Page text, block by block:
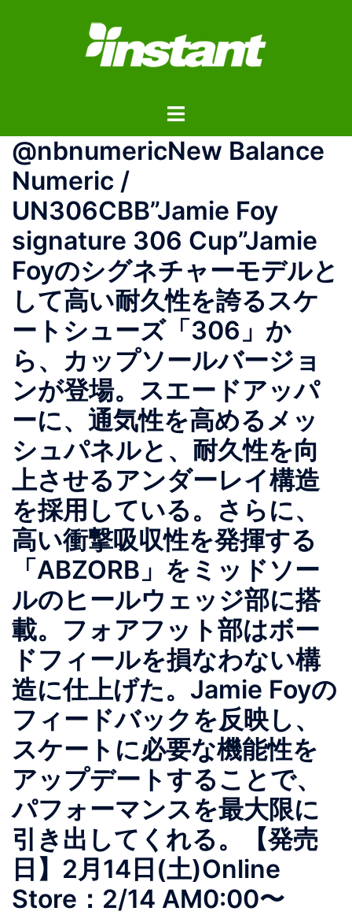
ス
ト
ル
ュ
ー
@nbnumericNew Balance
Numeric /
UN306CBB”Jamie Foy
signature 306 Cup”Jamie
Foyのシグネチャーモデルと
して高い耐久性を誇るスケ
ートシューズ「306」か
ら、カップソールバージョ
ンが登場。スエードアッパ
ーに、通気性を高めるメッ
シュパネルと、耐久性を向
上させるアンダーレイ構造
を採用している。さらに、
高い衝撃吸収性を発揮する
「ABZORB」をミッドソー
ルのヒールウェッジ部に搭
載。フォアフット部はボー
ドフィールを損なわない構
造に仕上げた。Jamie Foyの
フィードバックを反映し、
スケートに必要な機能性を
アップデートすることで、
パフォーマンスを最大限に
引き出してくれる。【発売
日】2月14日(土)Online
Store：2/14 AM0:00〜